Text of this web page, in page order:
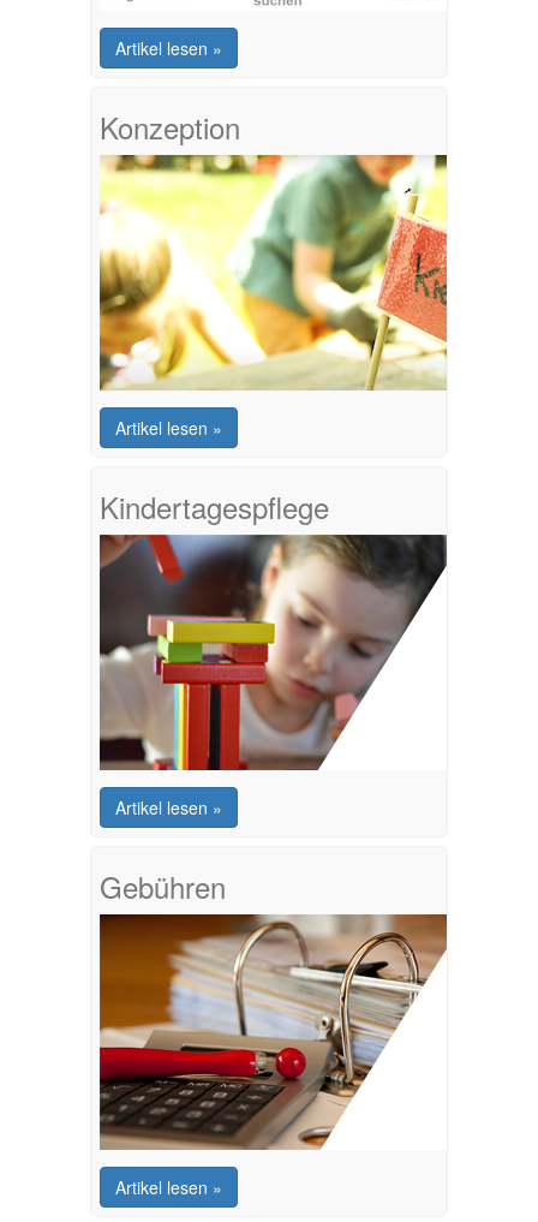
Artikel lesen »
Konzeption
Artikel lesen »
Kindertagespflege
Artikel lesen »
Gebühren
Artikel lesen »